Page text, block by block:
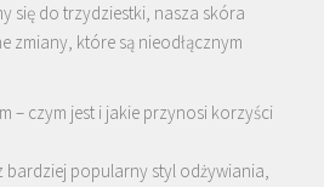
się do trzydziestki, nasza skóra
zmiany, które są nieodłącznym
– czym jest i jakie przynosi korzyści
bardziej popularny styl odżywiania,